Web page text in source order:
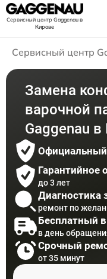
Сервисный центр Gaggenauв
Кирове
Сервисный центр
Замена
варочной
Gaggenau
Официальный
Гарантийное
до 3 лет
Диагностика
ремонт по
Бесплатный
в день
Срочный
от 35 минут